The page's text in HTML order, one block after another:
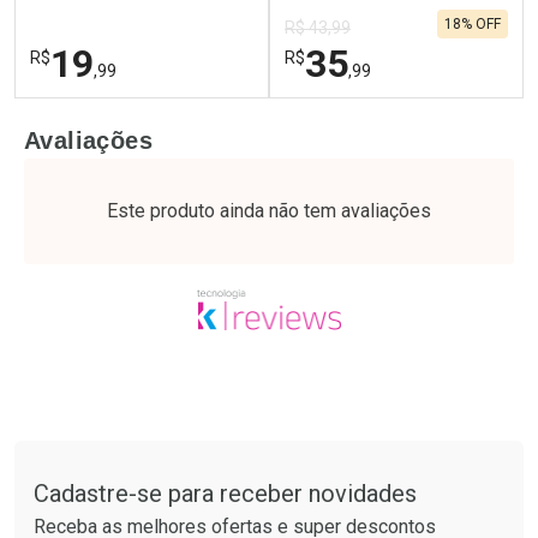
Por R$ 28,79/cada
R$19,99
Laboratório
Ativar Desconto
Por Menos
R$ 43,99
R$35,99
18% OFF
Laboratório
Ativar Desconto
Por Menos
Avaliações
Este produto ainda não tem avaliações
Cadastre-se para receber novidades
Receba as melhores ofertas e super descontos